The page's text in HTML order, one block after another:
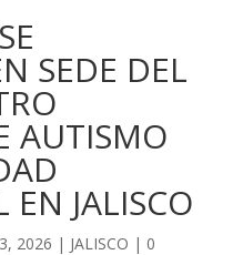
SEDE DEL
AUTISMO
EN JALISCO
2026 | JALISCO | 0